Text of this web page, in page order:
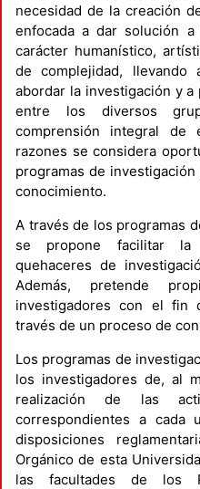
necesidad de la creación
enfocada a dar solución a
carácter humanístico,
de complejidad, llevando
abordar la investigación y
entre los diversos
comprensión integral de
razones se considera
programas de
conocimiento.
A través de los programas
se propone facilitar la
quehaceres de
Además, pretende
investigadores con el fin
través de un proceso de
Los programas de
los investigadores de, al
realización de las
correspondientes a cada
disposiciones
Orgánico de esta
las facultades de los